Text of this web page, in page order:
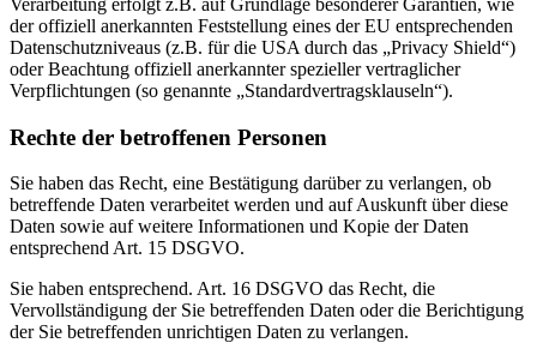
der offiziell anerkannten Feststellung eines der EU entsprechenden
Datenschutzniveaus (z.B. für die USA durch das „Privacy Shield“)
oder Beachtung offiziell anerkannter spezieller vertraglicher
Verpflichtungen (so genannte „Standardvertragsklauseln“).
Rechte der betroffenen Personen
Sie haben das Recht, eine Bestätigung darüber zu verlangen, ob
betreffende Daten verarbeitet werden und auf Auskunft über diese
Daten sowie auf weitere Informationen und Kopie der Daten
entsprechend Art. 15 DSGVO.
Sie haben entsprechend. Art. 16 DSGVO das Recht, die
Vervollständigung der Sie betreffenden Daten oder die Berichtigung
der Sie betreffenden unrichtigen Daten zu verlangen.